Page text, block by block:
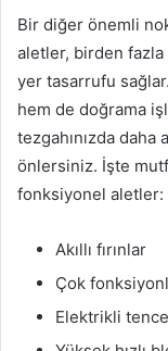
Bir diğer önemli
aletler, birden
yer tasarrufu
hem de doğrama
tezgahınızda daha
önlersiniz. İşte
fonksiyonel aletler:
Akıllı fırınlar
Çok
Elektrikli